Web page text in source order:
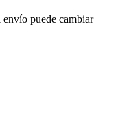
puede cambiar